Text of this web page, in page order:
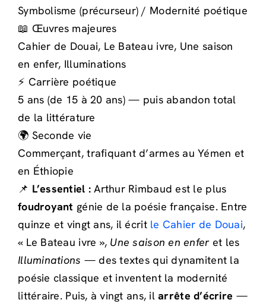
Symbolisme (précurseur) / Modernité poétique
📖 Œuvres majeures
Cahier de Douai, Le Bateau ivre, Une saison
en enfer, Illuminations
⚡ Carrière poétique
5 ans (de 15 à 20 ans) — puis abandon total
de la littérature
🌍 Seconde vie
Commerçant, trafiquant d’armes au Yémen et
en Éthiopie
📌 L’essentiel : Arthur Rimbaud est le plus
foudroyant génie de la poésie française. Entre
quinze et vingt ans, il écrit le Cahier de Douai,
« Le Bateau ivre », Une saison en enferet les
Illuminations — des textes qui dynamitent la
poésie classique et inventent la modernité
littéraire. Puis, à vingt ans, ilarrête d’écrire —